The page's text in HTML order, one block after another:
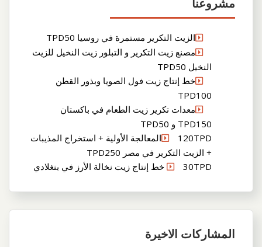
مشروعنا
الزيت التكرير مستمرة في روسيا TPD50
مصنع زيت التكرير و التبلور زيت النخيل للزيت
النخيل TPD50
خط إنتاج زيت فول الصويا وبذور القطن
TPD100
معدات تكرير زيت الطعام في باكستان
TPD150 و TPD50
120TPDالمعالجة الأولية + استخراج المذيبات
+ الزيت التكرير في مصر TPD250
30TPD خط إنتاج زيت نخالة الأرز في بنغلادي
المشاركات الاخيرة